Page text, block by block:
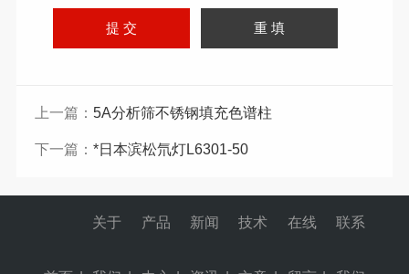
上一篇： 5A分析筛不锈钢填充色谱柱
下一篇： *日本滨松氘灯L6301-50
关于 产品 新闻 技术 在线 联系